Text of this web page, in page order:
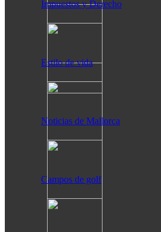
Impuestos y Derecho
Estilo de vida
Noticias de Mallorca
Campos de golf